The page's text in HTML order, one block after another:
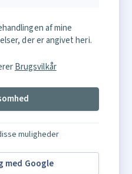
af mine
der er angivet heri.
Brugsvilkår
muligheder
med Google